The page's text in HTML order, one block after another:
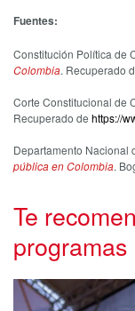
Fuentes:
Constitución Política de
Colombia. Recuperado
Corte Constitucional de
Recuperado de https://
Departamento Nacional
pública en Colombia.
Te
programas